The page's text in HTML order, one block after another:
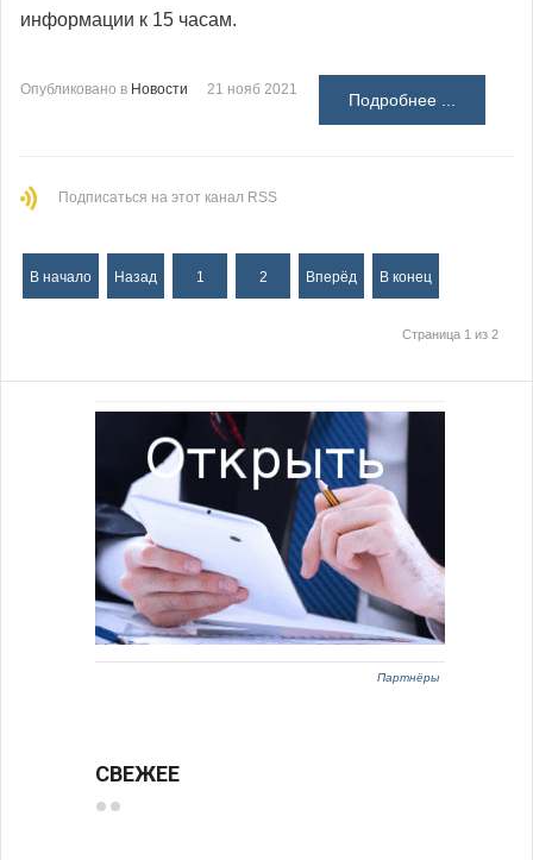
информации к 15 часам.
Опубликовано в Новости 21 нояб 2021
Подробнее ...
Подписаться на этот канал RSS
В начало Назад 1 2 Вперёд В конец
Страница 1 из 2
Партнёры
СВЕЖЕЕ